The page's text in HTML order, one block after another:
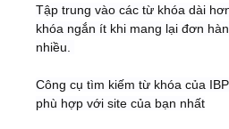
Tập trung vào các từ khóa dài
khóa ngắn ít khi mang lại đơn
nhiều.
Công cụ tìm kiếm từ khóa của
phù hợp với site của bạn nhất